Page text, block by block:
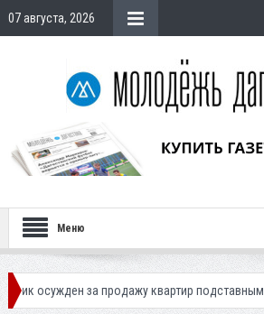
07 августа, 2026
Меню
за продажу квартир подставным покупателям